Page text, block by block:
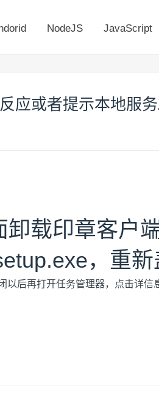
NodeJS JavaScript
应或者提示本地服
载印章客户
，重新
以后再打开任务管理器，点击详